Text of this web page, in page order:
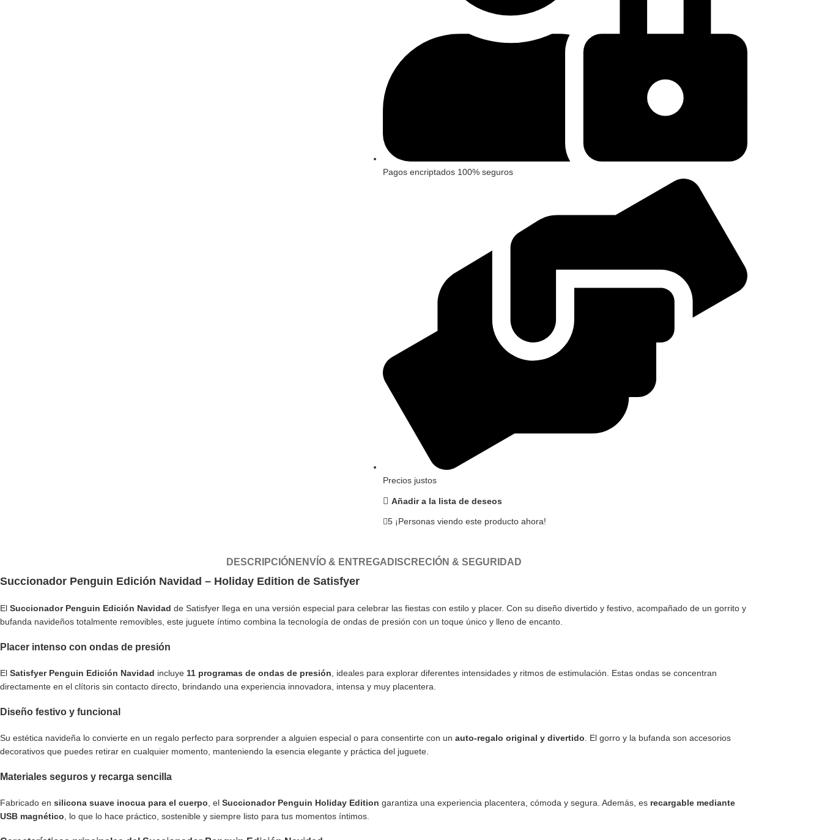
Pagos encriptados 100% seguros
Precios justos
Añadir a la lista de deseos
5 ¡Personas viendo este producto ahora!
DESCRIPCIÓN ENVÍO & ENTREGA DISCRECIÓN & SEGURIDAD
Succionador Penguin Edición Navidad – Holiday Edition de Satisfyer
El Succionador Penguin Edición Navidad de Satisfyer llega en una versión especial para celebrar las fiestas con estilo y placer. Con su diseño divertido y festivo, acompañado de un gorrito y
bufanda navideños totalmente removibles, este juguete íntimo combina la tecnología de ondas de presión con un toque único y lleno de encanto.
Placer intenso con ondas de presión
El Satisfyer Penguin Edición Navidad incluye 11 programas de ondas de presión, ideales para explorar diferentes intensidades y ritmos de estimulación. Estas ondas se concentran
directamente en el clítoris sin contacto directo, brindando una experiencia innovadora, intensa y muy placentera.
Diseño festivo y funcional
Su estética navideña lo convierte en un regalo perfecto para sorprender a alguien especial o para consentirte con un auto-regalo original y divertido. El gorro y la bufanda son accesorios
decorativos que puedes retirar en cualquier momento, manteniendo la esencia elegante y práctica del juguete.
Materiales seguros y recarga sencilla
Fabricado en silicona suave inocua para el cuerpo, el Succionador Penguin Holiday Edition garantiza una experiencia placentera, cómoda y segura. Además, es recargable mediante
USB magnético, lo que lo hace práctico, sostenible y siempre listo para tus momentos íntimos.